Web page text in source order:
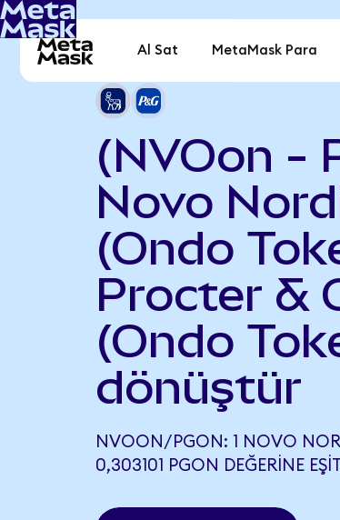
Al Sat MetaMask Para
(NVOon -
Novo
(Ondo
Procter &
(Ondo
dönüştür
NVOON/PGON: 1 NOVO
0,303101 PGON DEĞERINE